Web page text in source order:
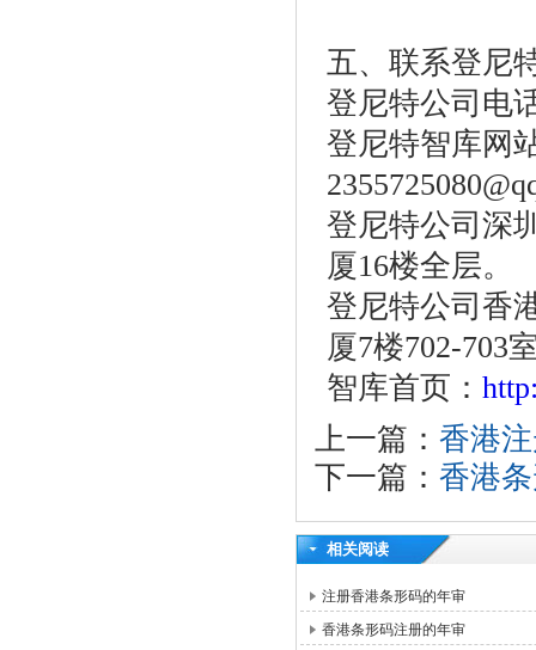
五、联系登尼
登尼特公司电
登尼特智库网
登尼特公司深
厦16楼全层。
登尼特公司香
厦7楼702-703
智库首页：
上一篇： 香港
下一篇： 香港
相关阅读
注册香港条形码的年审
香港条形码注册的年审